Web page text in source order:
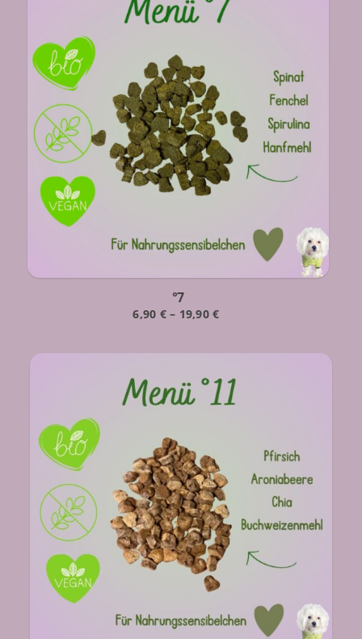
°7
6,90 €– 19,90€